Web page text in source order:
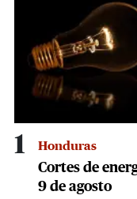
1 Honduras
Cortes de
9 de agosto